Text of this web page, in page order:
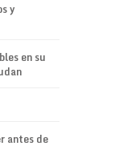
y
en su
antes de